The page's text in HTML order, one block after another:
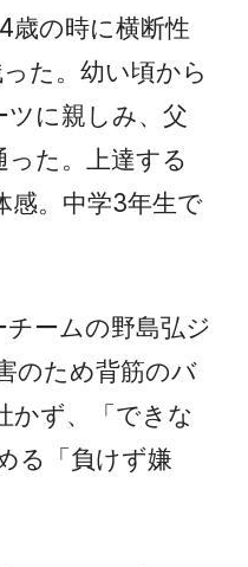
歳の時に横断性
た。幼い頃から
に親しみ、父
た。上達する
感。中学3年生で
ームの野島弘ジ
のため背筋のバ
かず、「できな
る「負けず嫌